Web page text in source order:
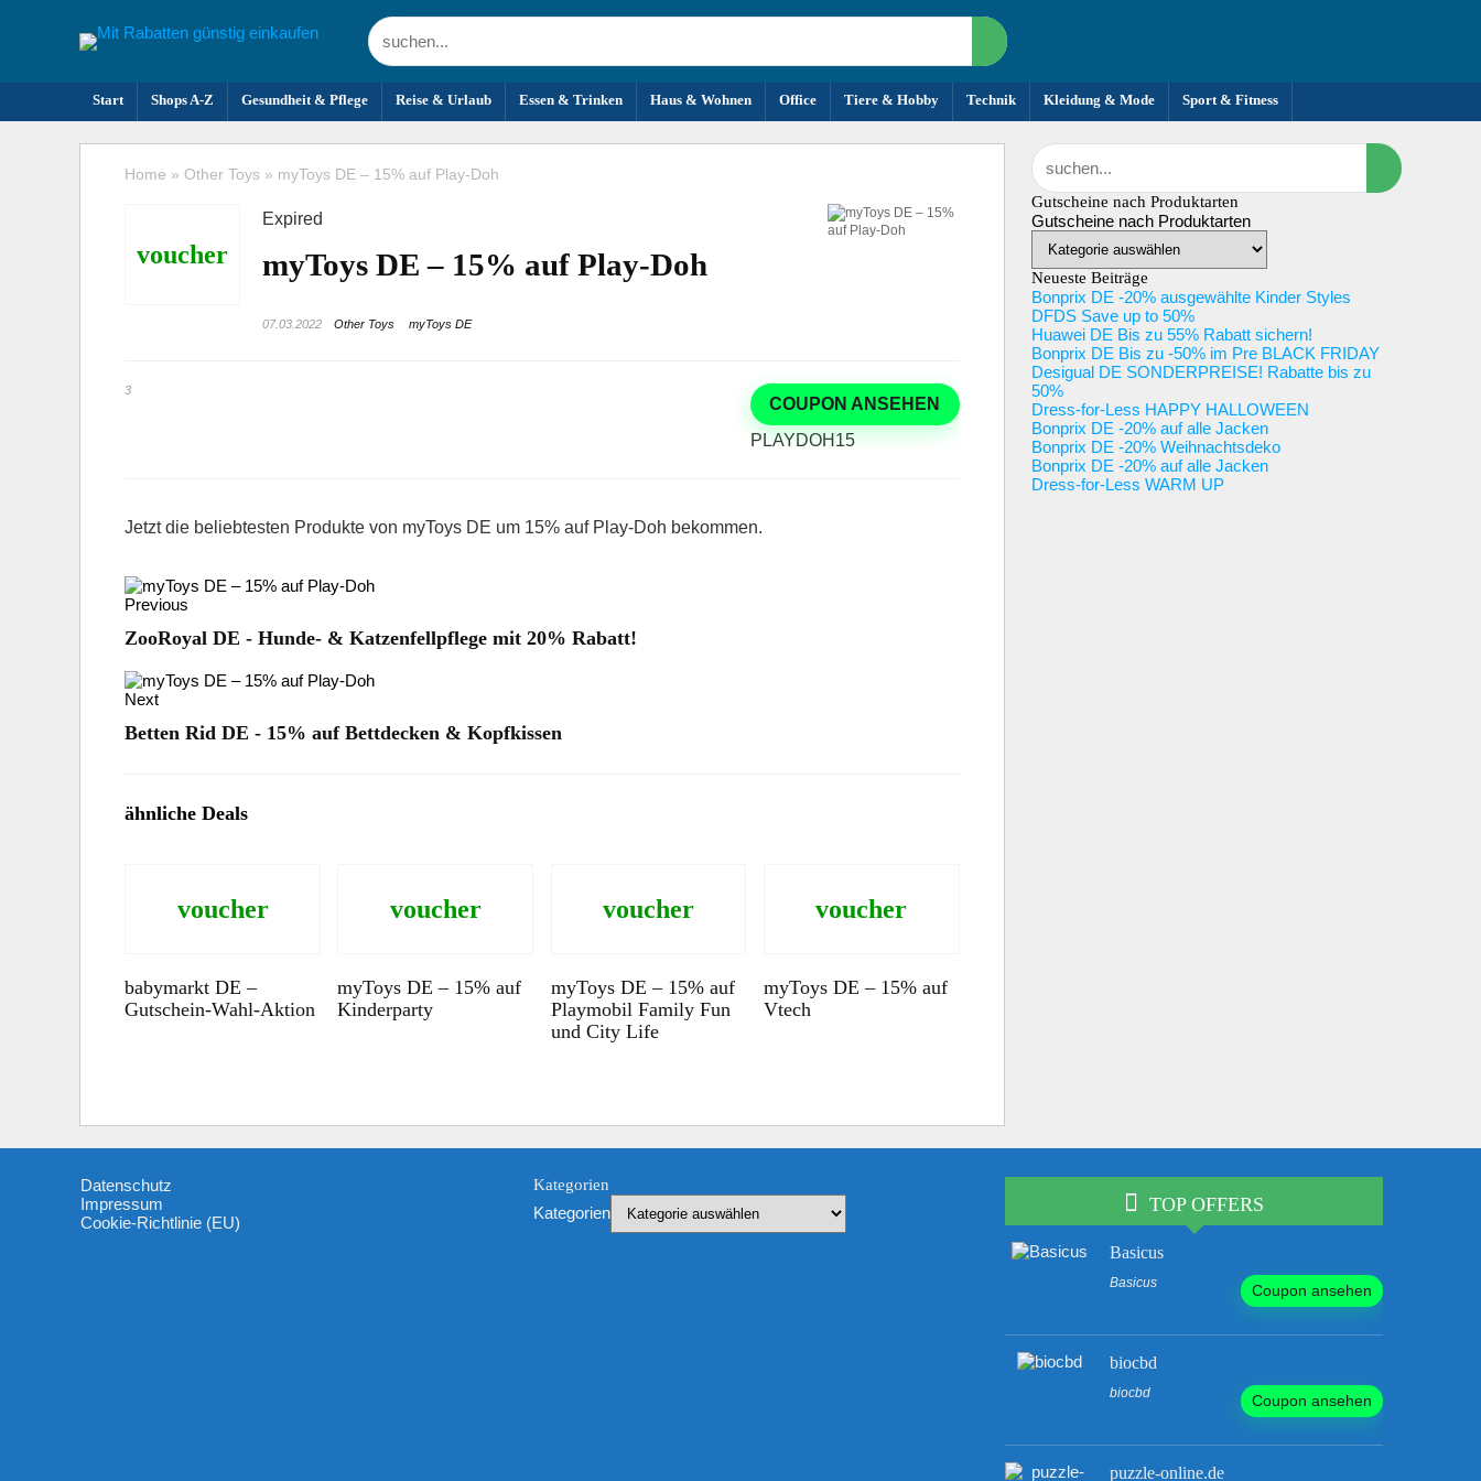
Start Shops A-Z Gesundheit & Pflege Reise & Urlaub Essen & Trinken Haus & Wohnen Office Tiere & Hobby Technik Kleidung & Mode Sport & Fitness
Home » Other Toys » myToys DE – 15% auf Play-Doh
voucher
Expired
myToys DE – 15% auf Play-Doh
07.03.2022 Other Toys myToys DE
3
COUPON ANSEHEN
PLAYDOH15
Jetzt die beliebtesten Produkte von myToys DE um 15% auf Play-Doh bekommen.
Previous
ZooRoyal DE - Hunde- & Katzenfellpflege mit 20% Rabatt!
Next
Betten Rid DE - 15% auf Bettdecken & Kopfkissen
ähnliche Deals
voucher
babymarkt DE –
Gutschein-Wahl-Aktion
voucher
myToys DE – 15% auf
Kinderparty
voucher
myToys DE – 15% auf
Playmobil Family Fun
und City Life
voucher
myToys DE – 15% auf
Vtech
Gutscheine nach Produktarten
Gutscheine nach Produktarten
Neueste Beiträge
Bonprix DE -20% ausgewählte Kinder Styles
DFDS Save up to 50%
Huawei DE Bis zu 55% Rabatt sichern!
Bonprix DE Bis zu -50% im Pre BLACK FRIDAY
Desigual DE SONDERPREISE! Rabatte bis zu
50%
Dress-for-Less HAPPY HALLOWEEN
Bonprix DE -20% auf alle Jacken
Bonprix DE -20% Weihnachtsdeko
Bonprix DE -20% auf alle Jacken
Dress-for-Less WARM UP
Datenschutz
Impressum
Cookie-Richtlinie (EU)
Kategorien
Kategorien TOP OFFERS
Basicus
Basicus Coupon ansehen
biocbd
biocbd Coupon ansehen
puzzle-online.de